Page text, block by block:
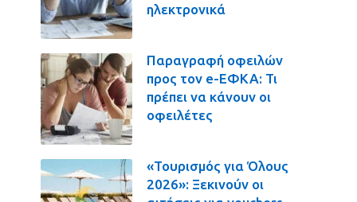
ηλεκτρονικά
Παραγραφή οφειλών
προς τον e-ΕΦΚΑ: Τι
πρέπει να κάνουν οι
οφειλέτες
«Τουρισμός για Όλους
2026»: Ξεκινούν οι